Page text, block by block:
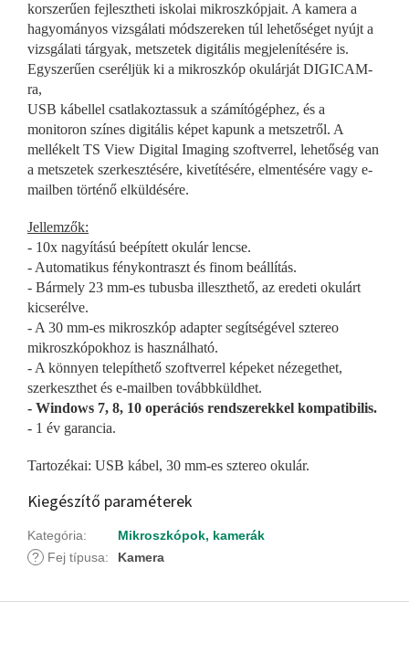
korszerűen fejlesztheti iskolai mikroszkópjait. A kamera a
hagyományos vizsgálati módszereken túl lehetőséget nyújt a
vizsgálati tárgyak, metszetek digitális megjelenítésére is.
Egyszerűen cseréljük ki a mikroszkóp okulárját DIGICAM-
ra,
USB kábellel csatlakoztassuk a számítógéphez, és a
monitoron színes digitális képet kapunk a metszetről. A
mellékelt TS View Digital Imaging szoftverrel, lehetőség van
a metszetek szerkesztésére, kivetítésére, elmentésére vagy e-
mailben történő elküldésére.
Jellemzők:
- 10x nagyítású beépített okulár lencse.
- Automatikus fénykontraszt és finom beállítás.
- Bármely 23 mm-es tubusba illeszthető, az eredeti okulárt
kicserélve.
- A 30 mm-es mikroszkóp adapter segítségével sztereo
mikroszkópokhoz is használható.
- A könnyen telepíthető szoftverrel képeket nézegethet,
szerkeszthet és e-mailben továbbküldhet.
- Windows 7, 8, 10 operációs rendszerekkel kompatibilis.
- 1 év garancia.
Tartozékai: USB kábel, 30 mm-es sztereo okulár.
Kiegészítő paraméterek
Kategória:
Mikroszkópok, kamerák
?
Fej típusa: Kamera
L